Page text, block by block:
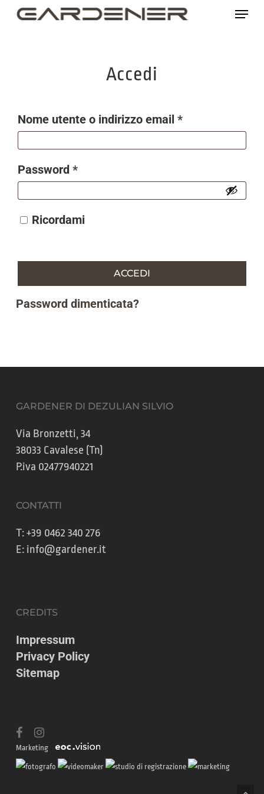
Skip
Menu
Accedi
Nome utente o indirizzo email *Richiesto
Password *Richiesto
Ricordami
ACCEDI
Password dimenticata?
GARDENER DI DEZULIAN SILVIO
Via Bronzetti, 34
38033 Cavalese (Tn)
P.iva 02477940221
CONTATTI
T:+39 0462 340 276
E: info@gardener.it
CREDITS
Impressum
Privacy Policy
Sitemap
Marketing
facebookinstagram